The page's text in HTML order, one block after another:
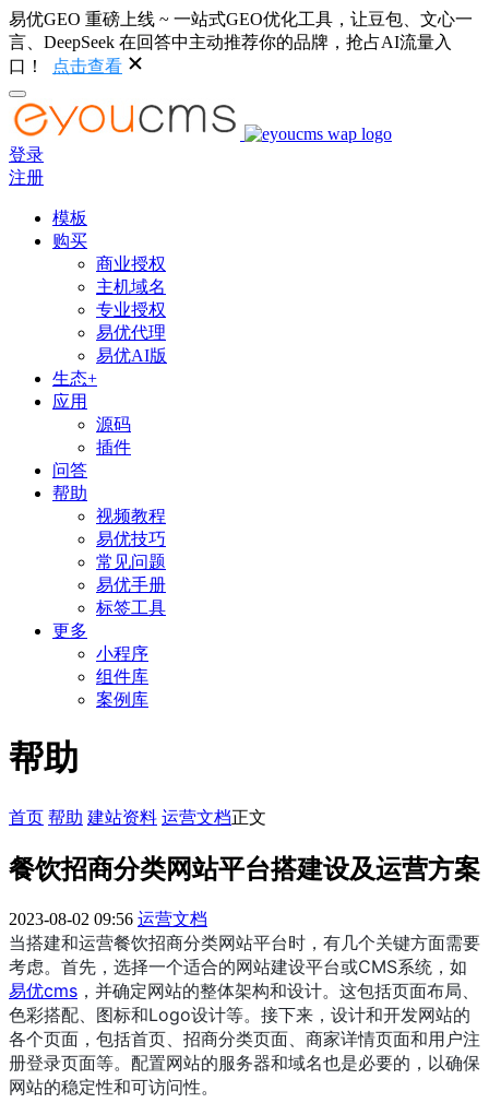
易优GEO 重磅上线 ~ 一站式GEO优化工具，让豆包、文心一
言、DeepSeek 在回答中主动推荐你的品牌，抢占AI流量入
口！
点击查看
登录
注册
模板
购买
商业授权
主机域名
专业授权
易优代理
易优AI版
生态+
应用
源码
插件
问答
帮助
视频教程
易优技巧
常见问题
易优手册
标签工具
更多
小程序
组件库
案例库
帮助
首页 帮助 建站资料 运营文档正文
餐饮招商分类网站平台搭建设及运营方案
2023-08-02 09:56 运营文档
当搭建和运营餐饮招商分类网站平台时，有几个关键方面需要
考虑。首先，选择一个适合的网站建设平台或CMS系统，如
易优cms ，并确定网站的整体架构和设计。这包括页面布局、
色彩搭配、图标和Logo设计等。接下来，设计和开发网站的
各个页面，包括首页、招商分类页面、商家详情页面和用户注
册登录页面等。配置网站的服务器和域名也是必要的，以确保
网站的稳定性和可访问性。